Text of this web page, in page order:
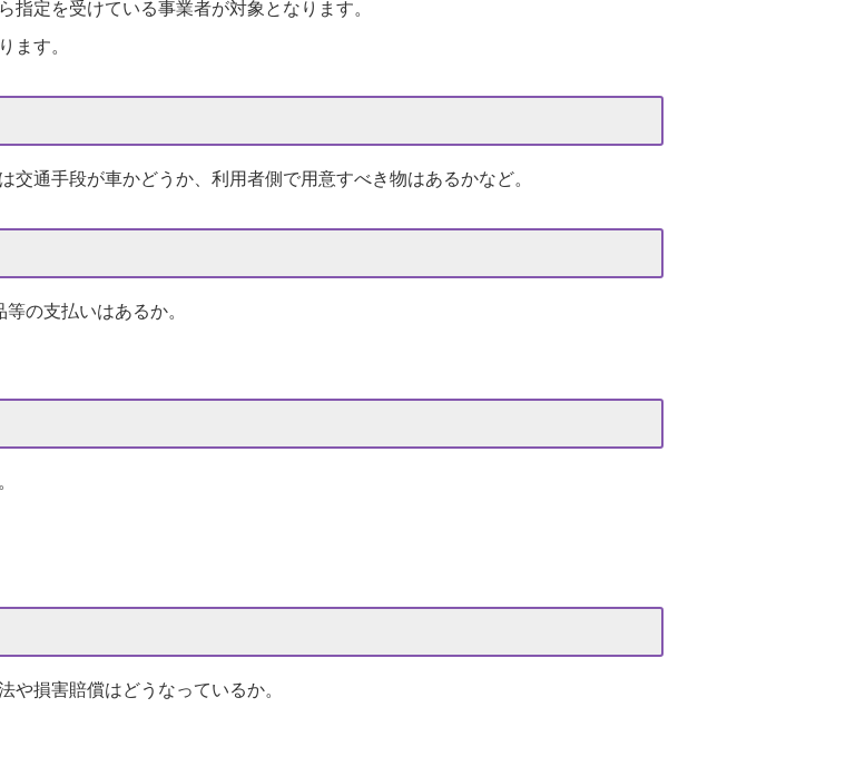
定を受けている事業者が対象となります。
ます。
通手段が車かどうか、利用者側で用意すべき物はあるかなど。
の支払いはあるか。
や損害賠償はどうなっているか。